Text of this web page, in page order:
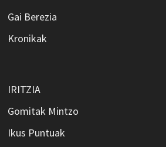
Gai Berezia
Kronikak
IRITZIA
Gomitak Mintzo
Ikus Puntuak